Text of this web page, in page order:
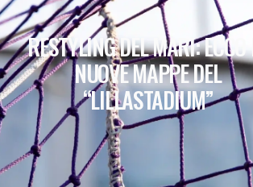
RESTYLING DEL MARI: ECCO LE
NUOVE MAPPE DEL
“LILLASTADIUM”